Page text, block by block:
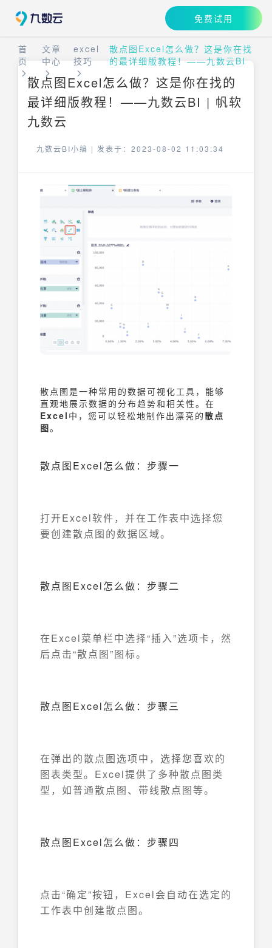
免费试用
首
页
文章
中心
excel
技巧
散点图Excel怎么做？这是你在找
的最详细版教程！——九数云BI
散点图Excel怎么做？这是你在找的
最详细版教程！——九数云BI | 帆软
九数云
九数云BI小编 | 发表于：2023-08-02 11:03:34
散点图是一种常用的数据可视化工具，能够
直观地展示数据的分布趋势和相关性。在
Excel 中，您可以轻松地制作出漂亮的散点
图。
散点图Excel怎么做：步骤一
打开Excel软件，并在工作表中选择您
要创建散点图的数据区域。
散点图Excel怎么做：步骤二
在Excel菜单栏中选择“插入”选项卡，然
后点击“散点图”图标。
散点图Excel怎么做：步骤三
在弹出的散点图选项中，选择您喜欢的
图表类型。Excel提供了多种散点图类
型，如普通散点图、带线散点图等。
散点图Excel怎么做：步骤四
点击“确定”按钮，Excel会自动在选定的
工作表中创建散点图。